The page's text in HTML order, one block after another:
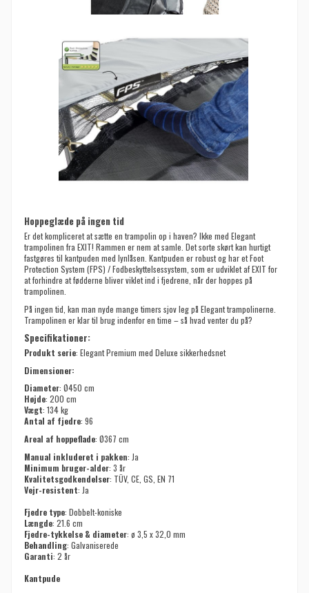
Hoppeglæde på ingen tid
Er det kompliceret at sætte en trampolin op i haven? Ikke med Elegant
trampolinen fra EXIT! Rammen er nem at samle. Det sorte skørt kan hurtigt
fastgøres til kantpuden med lynlåsen. Kantpuden er robust og har et Foot
Protection System (FPS) / Fodbeskyttelsessystem, som er udviklet af EXIT for
at forhindre at fødderne bliver viklet ind i fjedrene, når der hoppes på
trampolinen.
På ingen tid, kan man nyde mange timers sjov leg på Elegant trampolinerne.
Trampolinen er klar til brug indenfor en time – så hvad venter du på?
Specifikationer:
Produkt serie: Elegant Premium med Deluxe sikkerhedsnet
Dimensioner:
Diameter: Ø450 cm
Højde: 200 cm
Vægt: 134 kg
Antal af fjedre: 96
Areal af hoppeflade: Ø367 cm
Manual inkluderet i pakken: Ja
Minimum bruger-alder: 3 år
Kvalitetsgodkendelser: TÜV, CE, GS, EN 71
Vejr-resistent: Ja
Fjedre type: Dobbelt-koniske
Længde: 21.6 cm
Fjedre-tykkelse & diameter: ø 3,5 x 32,0 mm
Behandling: Galvaniserede
Garanti: 2 år
Kantpude